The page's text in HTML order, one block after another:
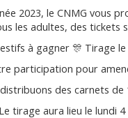
2023, le CNMG vous
les adultes, des tickets
à gagner 🎊 Tirage
participation pour
des carnets
Le tirage aura lieu le lundi